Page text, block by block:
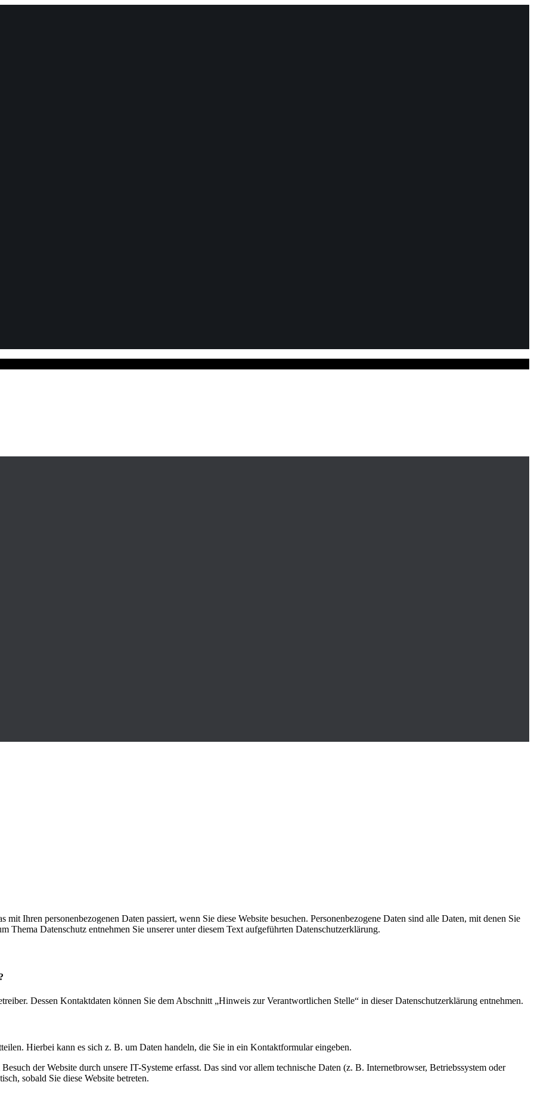
Ihren personenbezogenen Daten passiert, wenn Sie diese Website besuchen. Personenbezogene Daten sind alle Daten, mit denen Sie
Datenschutz entnehmen Sie unserer unter diesem Text aufgeführten Datenschutzerklärung.
Dessen Kontaktdaten können Sie dem Abschnitt „Hinweis zur Verantwortlichen Stelle“ in dieser Datenschutzerklärung entnehmen.
Hierbei kann es sich z. B. um Daten handeln, die Sie in ein Kontaktformular eingeben.
der Website durch unsere IT-Systeme erfasst. Das sind vor allem technische Daten (z. B. Internetbrowser, Betriebssystem oder
sobald Sie diese Website betreten.